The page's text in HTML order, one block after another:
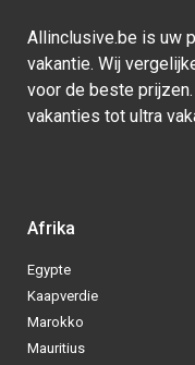
Allinclusive.be is uw
vakantie. Wij
voor de beste
vakanties tot ultra
Afrika
Egypte
Kaapverdie
Marokko
Mauritius